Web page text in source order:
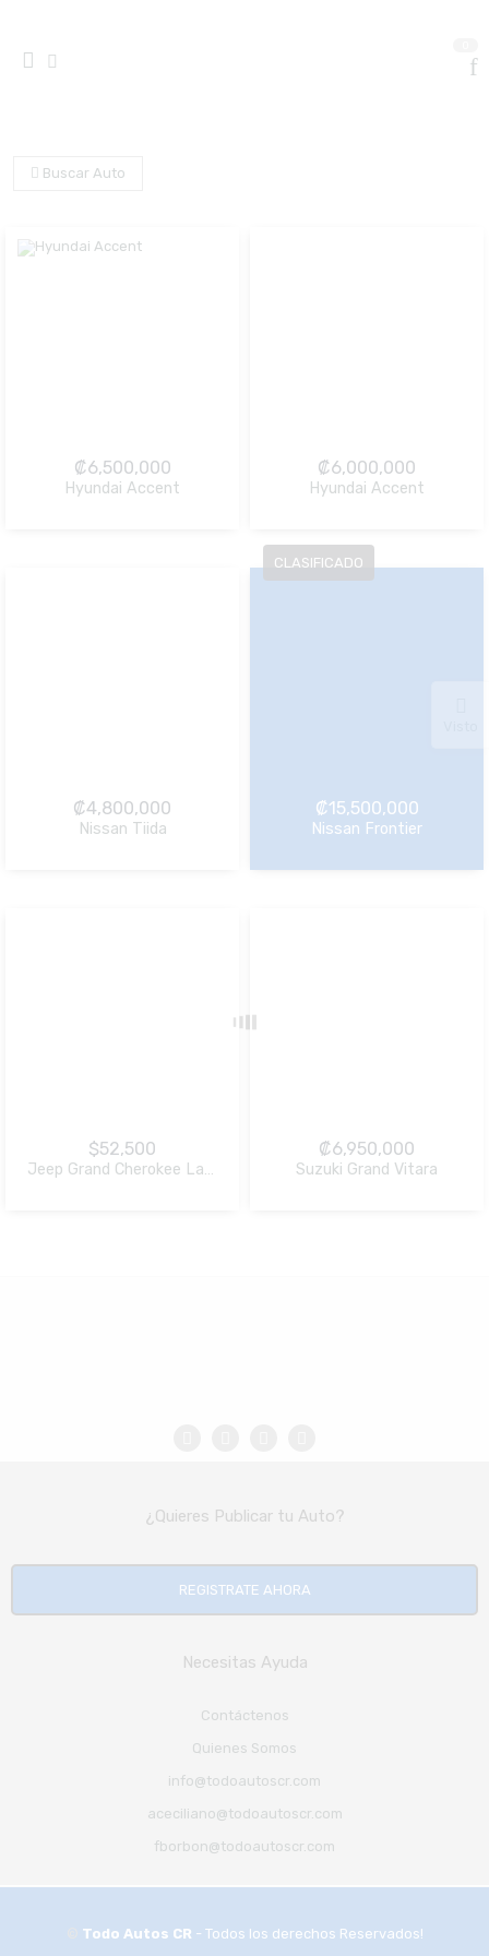
Buscar Auto
₡6,500,000
Hyundai Accent
₡6,000,000
Hyundai Accent
₡4,800,000
Nissan Tiida
₡15,500,000
Nissan Frontier
$52,500
Jeep Grand Cherokee Laredo
₡6,950,000
Suzuki Grand Vitara
¿Quieres Publicar tu Auto?
REGISTRATE AHORA
Necesitas Ayuda
Contáctenos
Quienes Somos
info@todoautoscr.com
aceciliano@todoautoscr.com
fborbon@todoautoscr.com
Todo Autos CR - Todos los derechos Reservados!